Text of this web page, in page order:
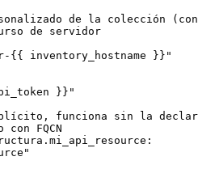
de la colección
de servidor
{{ inventory_hostname }}"
}}"
funciona sin la
con FQCN